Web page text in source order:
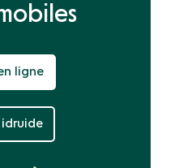
ligne
idruide